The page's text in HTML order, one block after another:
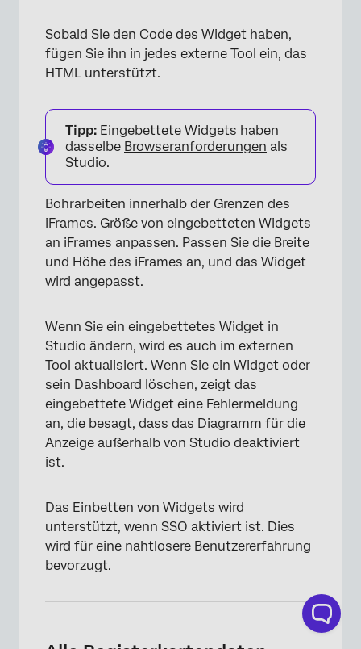
Sobald Sie den Code des Widget haben,
fügen Sie ihn in jedes externe Tool ein, das
HTML unterstützt.
Tipp: Eingebettete Widgets haben
dasselbe Browseranforderungen als
Studio.
Bohrarbeiten innerhalb der Grenzen des
iFrames. Größe von eingebetteten Widgets
an iFrames anpassen. Passen Sie die Breite
und Höhe des iFrames an, und das Widget
wird angepasst.
Wenn Sie ein eingebettetes Widget in
Studio ändern, wird es auch im externen
Tool aktualisiert. Wenn Sie ein Widget oder
sein Dashboard löschen, zeigt das
eingebettete Widget eine Fehlermeldung
an, die besagt, dass das Diagramm für die
Anzeige außerhalb von Studio deaktiviert
ist.
Das Einbetten von Widgets wird
unterstützt, wenn SSO aktiviert ist. Dies
wird für eine nahtlosere Benutzererfahrung
bevorzugt.